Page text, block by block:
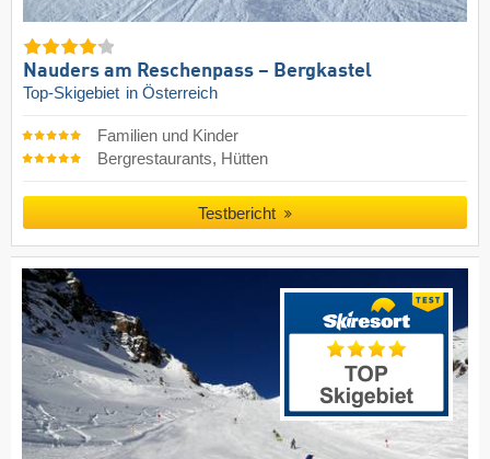
Nauders am Reschenpass – Bergkastel
Top-Skigebiet in Österreich
Familien und Kinder
Bergrestaurants, Hütten
Testbericht